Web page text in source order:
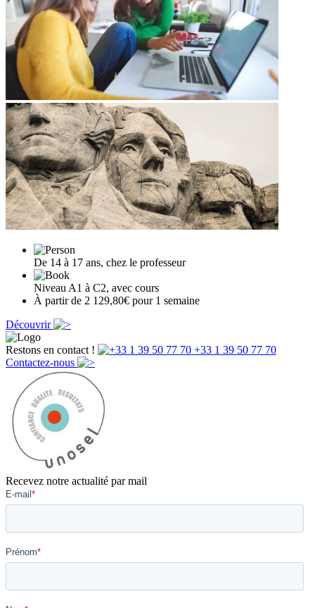
De 14 à 17 ans, chez le professeur
Niveau A1 à C2, avec cours
À partir de 2 129,80€ pour 1 semaine
Découvrir
Restons en contact !
+33 1 39 50 77 70
Contactez-nous
Recevez notre actualité par mail